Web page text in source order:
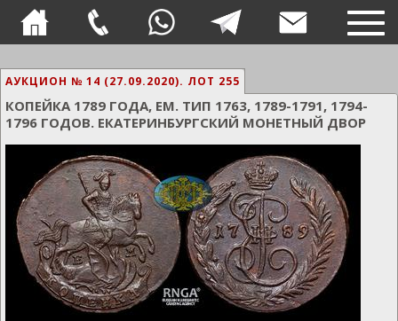
АУКЦИОН № 14 (27.09.2020). ЛОТ 255
КОПЕЙКА 1789 ГОДА, ЕМ. ТИП 1763, 1789-1791, 1794-
1796 ГОДОВ. ЕКАТЕРИНБУРГСКИЙ МОНЕТНЫЙ ДВОР